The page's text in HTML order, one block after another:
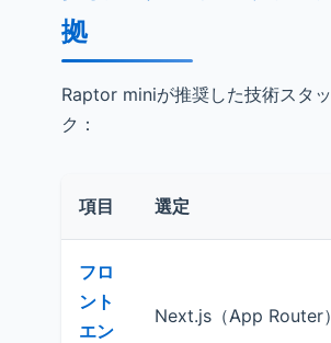
拠
Raptor miniが推奨した技術スタッ
ク：
項目 選定
フロ
ント
エン
Next.js（App Router）